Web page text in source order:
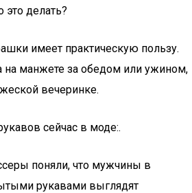
это делать?
имеет практическую пользу.
на манжете за обедом или ужином,
вечеринке.
сейчас в моде:.
поняли, что мужчины в
рукавами выглядят